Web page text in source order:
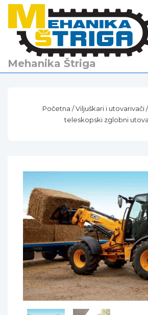
Main
Content
Mehanika Štriga
Početna /Viljuškari i utovarivači
teleskopski zglobni